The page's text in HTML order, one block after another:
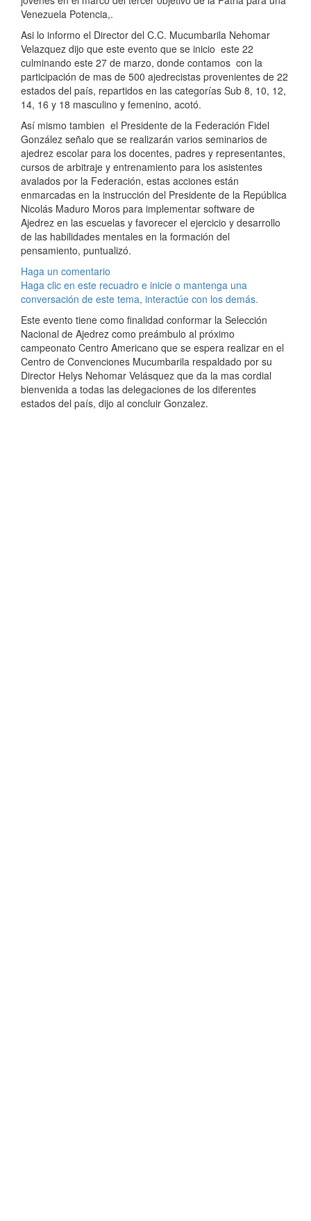
Venezuela Potencia,.
Asi lo informo el Director del C.C. Mucumbarila Nehomar
Velazquez dijo que este evento que se inicio este 22
culminando este 27 de marzo, donde contamos con la
participación de mas de 500 ajedrecistas provenientes de 22
estados del país, repartidos en las categorías Sub 8, 10, 12,
14, 16 y 18 masculino y femenino, acotó.
Así mismo tambien el Presidente de la Federación Fidel
González señalo que se realizarán varios seminarios de
ajedrez escolar para los docentes, padres y representantes,
cursos de arbitraje y entrenamiento para los asistentes
avalados por la Federación, estas acciones están
enmarcadas en la instrucción del Presidente de la República
Nicolás Maduro Moros para implementar software de
Ajedrez en las escuelas y favorecer el ejercicio y desarrollo
de las habilidades mentales en la formación del
pensamiento, puntualizó.
Haga un comentario
Haga clic en este recuadro e inicie o mantenga una
conversación de este tema, interactúe con los demás.
Este evento tiene como finalidad conformar la Selección
Nacional de Ajedrez como preámbulo al próximo
campeonato Centro Americano que se espera realizar en el
Centro de Convenciones Mucumbarila respaldado por su
Director Helys Nehomar Velásquez que da la mas cordial
bienvenida a todas las delegaciones de los diferentes
estados del país, dijo al concluir Gonzalez.